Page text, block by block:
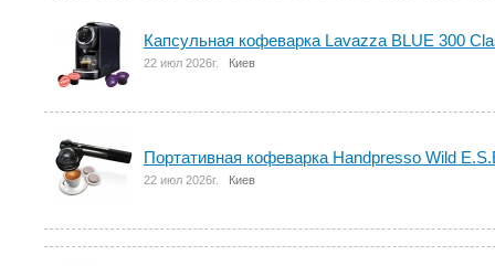
Капсульная кофеварка Lavazza BLUE 300
22 июл 2026г. Киев
Портативная кофеварка Handpresso Wild
22 июл 2026г. Киев